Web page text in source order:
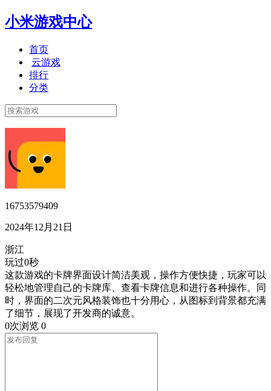
小米游戏中心
首页
云游戏
排行
分类
16753579409
2024年12月21日
浙江
玩过0秒
这款游戏的卡牌界面设计简洁美观，操作方便快捷，玩家可以
轻松地管理自己的卡牌库、查看卡牌信息和进行各种操作。同
时，界面的二次元风格装饰也十分用心，从图标到背景都充满
了细节，展现了开发商的诚意。
0次浏览 0